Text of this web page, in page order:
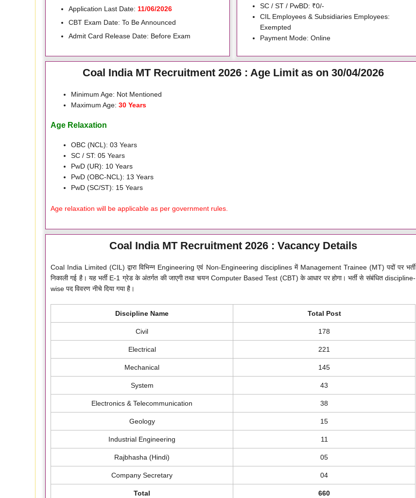
Application Last Date: 11/06/2026
CBT Exam Date: To Be Announced
Admit Card Release Date: Before Exam
SC / ST / PwBD: ₹0/-
CIL Employees & Subsidiaries Employees:
Exempted
Payment Mode: Online
Coal India MT Recruitment 2026 : Age Limit as on 30/04/2026
Minimum Age: Not Mentioned
Maximum Age: 30 Years
Age Relaxation
OBC (NCL): 03 Years
SC / ST: 05 Years
PwD (UR): 10 Years
PwD (OBC-NCL): 13 Years
PwD (SC/ST): 15 Years
Age relaxation will be applicable as per government rules.
Coal India MT Recruitment 2026 : Vacancy Details
Coal India Limited (CIL) द्वारा विभिन्न Engineering एवं Non-Engineering disciplines में Management Trainee (MT) पदों पर भर्ती
निकाली गई है। यह भर्ती E-1 ग्रेड के अंतर्गत की जाएगी तथा चयन Computer Based Test (CBT) के आधार पर होगा। भर्ती से संबंधित discipline-
wise पद विवरण नीचे दिया गया है।
Discipline Name Total Post
Civil 178
Electrical 221
Mechanical 145
System 43
Electronics & Telecommunication 38
Geology 15
Industrial Engineering 11
Rajbhasha (Hindi) 05
Company Secretary 04
Total 660